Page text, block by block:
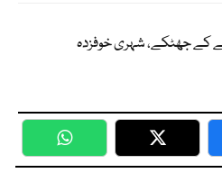
کے جھٹکے، شہری خوفزدہ
WhatsApp Twitter